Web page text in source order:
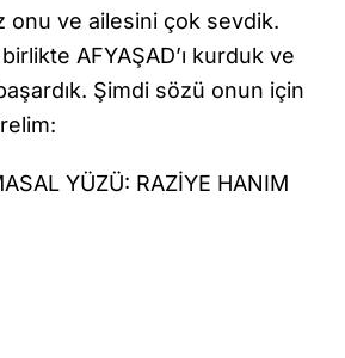
onu ve ailesini çok sevdik.
AFYAŞAD’ı kurduk ve
Şimdi sözü onun için
YÜZÜ: RAZİYE HANIM